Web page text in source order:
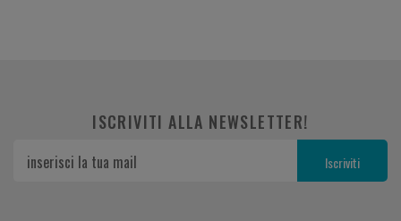
ISCRIVITI ALLA NEWSLETTER!